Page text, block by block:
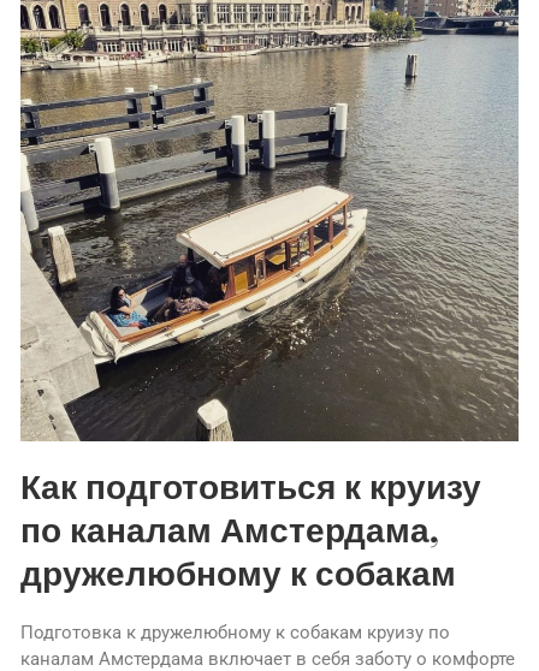
Как подготовиться к круизу
по каналам Амстердама,
дружелюбному к собакам
Подготовка к дружелюбному к собакам круизу по
каналам Амстердама включает в себя заботу о комфорте